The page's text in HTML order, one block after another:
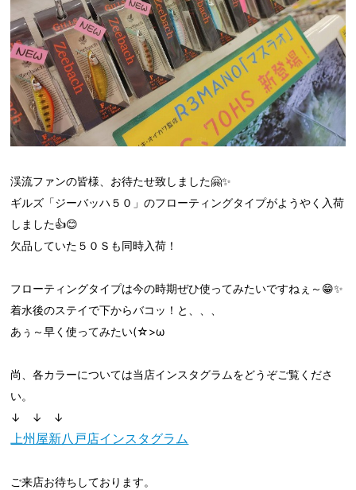
渓流ファンの皆様、お待たせ致しました🤗✨
ギルズ「ジーバッハ５０」のフローティングタイプがようやく入荷
しました👍😊
欠品していた５０Ｓも同時入荷！
フローティングタイプは今の時期ぜひ使ってみたいですねぇ～😁✨
着水後のステイで下からバコッ！と、、、
あぅ～早く使ってみたい(☆>ω
尚、各カラーについては当店インスタグラムをどうぞご覧くださ
い。
↓ ↓ ↓
上州屋新八戸店インスタグラム
ご来店お待ちしております。